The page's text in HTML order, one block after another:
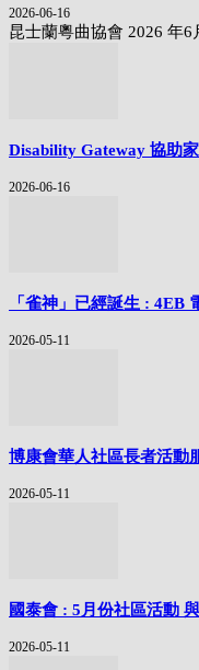
2026-06-16
昆士蘭粵曲協會 2026 年6
Disability Gateway 協助
2026-06-16
「雀神」已經誕生 : 4EB
2026-05-11
博康會華人社區長者活動
2026-05-11
國泰會 : 5月份社區活動
2026-05-11